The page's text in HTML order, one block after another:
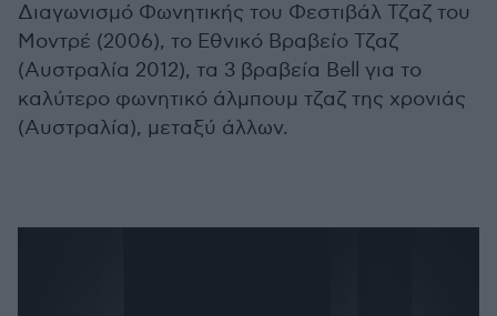
Διαγωνισμό Φωνητικής του Φεστιβάλ Τζαζ του
Μοντρέ (2006), το Εθνικό Βραβείο Τζαζ
(Αυστραλία 2012), τα 3 βραβεία Bell για το
καλύτερο φωνητικό άλμπουμ τζαζ της χρονιάς
(Αυστραλία), μεταξύ άλλων.